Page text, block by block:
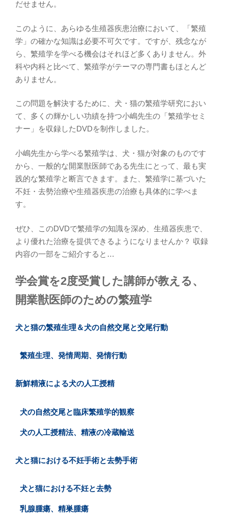
だせません。
このように、あらゆる生殖器疾患治療において、「繁殖
学」の確かな知識は必要不可欠です。ですが、残念なが
ら、繁殖学を学べる機会はそれほど多くありません。外
科や内科と比べて、繁殖学がテーマの専門書もほとんど
ありません。
この問題を解決するために、犬・猫の繁殖学研究におい
て、多くの輝かしい功績を持つ小嶋先生の「繁殖学セミ
ナー」を収録したDVDを制作しました。
小嶋先生から学べる繁殖学は、犬・猫が対象のものです
から、一般的な開業獣医師である先生にとって、最も実
践的な繁殖学と断言できます。また、繁殖学に基づいた
不妊・去勢治療や生殖器疾患の治療も具体的に学べま
す。
ぜひ、このDVDで繁殖学の知識を深め、生殖器疾患で、
より優れた治療を提供できるようになりませんか？ 収録
内容の一部をご紹介すると…
学会賞を2度受賞した講師が教える、
開業獣医師のための繁殖学
犬と猫の繁殖生理＆犬の自然交尾と交尾行動
繁殖生理、発情周期、発情行動
新鮮精液による犬の人工授精
犬の自然交尾と臨床繁殖学的観察
犬の人工授精法、精液の冷蔵輸送
犬と猫における不妊手術と去勢手術
犬と猫における不妊と去勢
乳腺腫瘍、精巣腫瘍